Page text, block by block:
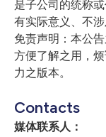
是子公司的统称
有实际意义、不
免责声明：本公
方便了解之用，
力之版本。
Contacts
媒体联系人：